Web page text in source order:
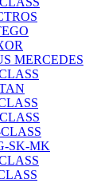
MERCEDES
SK-MK